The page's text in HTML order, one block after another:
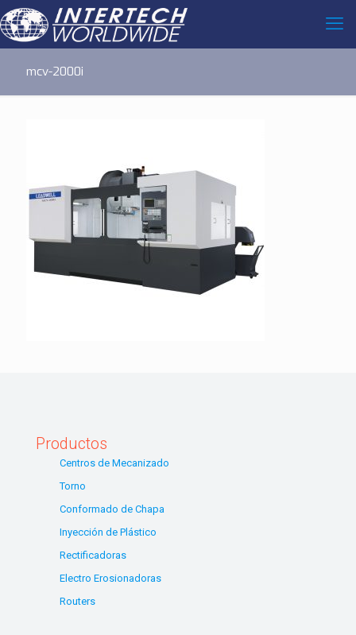
mcv-2000i
Productos
Centros de Mecanizado
Torno
Conformado de Chapa
Inyección de Plástico
Rectificadoras
Electro Erosionadoras
Routers